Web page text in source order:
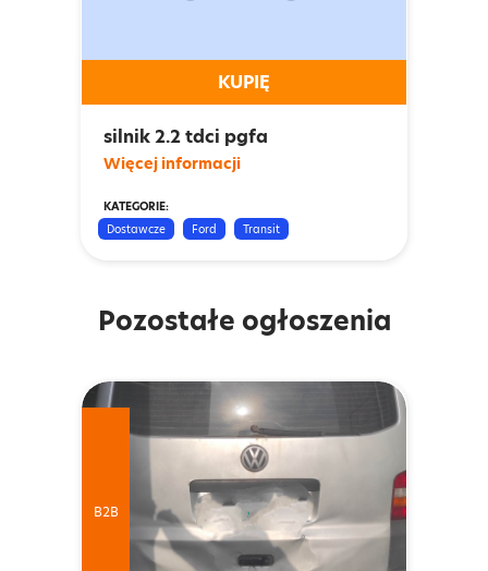
KUPIĘ
silnik 2.2 tdci pgfa
Więcej informacji
KATEGORIE:
Dostawcze
Ford Transit
Pozostałe ogłoszenia
B2B